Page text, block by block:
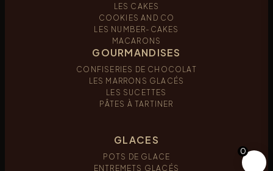
LES CAKES
COOKIES AND CO
LES NUMBER-CAKES
MACARONS
GOURMANDISES
CONFISERIES DE CHOCOLAT
LES MARRONS GLACÉS
LES SUCETTES
PÂTES À TARTINER
GLACES
POTS DE GLACE
ENTREMETS GLACÉS
0